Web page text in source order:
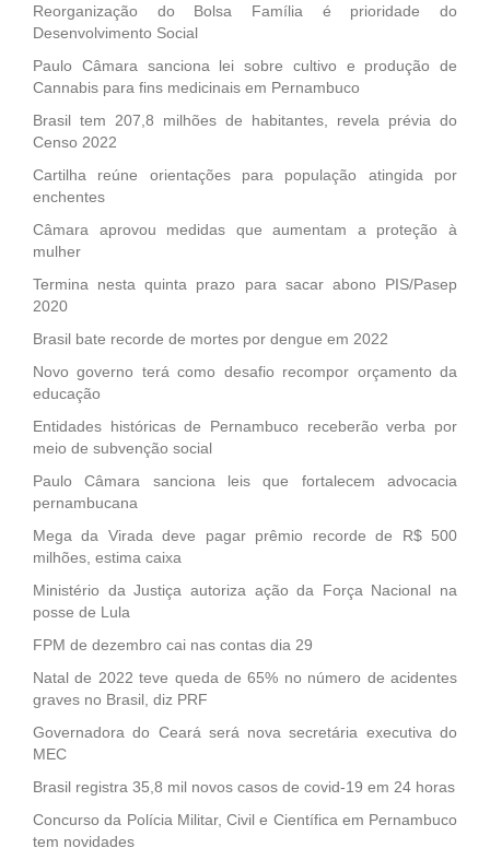
Reorganização do Bolsa Família é prioridade do
Desenvolvimento Social
Paulo Câmara sanciona lei sobre cultivo e produção de
Cannabis para fins medicinais em Pernambuco
Brasil tem 207,8 milhões de habitantes, revela prévia do
Censo 2022
Cartilha reúne orientações para população atingida por
enchentes
Câmara aprovou medidas que aumentam a proteção à
mulher
Termina nesta quinta prazo para sacar abono PIS/Pasep
2020
Brasil bate recorde de mortes por dengue em 2022
Novo governo terá como desafio recompor orçamento da
educação
Entidades históricas de Pernambuco receberão verba por
meio de subvenção social
Paulo Câmara sanciona leis que fortalecem advocacia
pernambucana
Mega da Virada deve pagar prêmio recorde de R$ 500
milhões, estima caixa
Ministério da Justiça autoriza ação da Força Nacional na
posse de Lula
FPM de dezembro cai nas contas dia 29
Natal de 2022 teve queda de 65% no número de acidentes
graves no Brasil, diz PRF
Governadora do Ceará será nova secretária executiva do
MEC
Brasil registra 35,8 mil novos casos de covid-19 em 24 horas
Concurso da Polícia Militar, Civil e Científica em Pernambuco
tem novidades